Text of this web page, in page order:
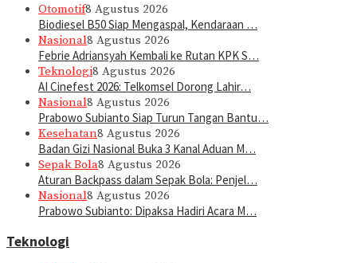
Otomotif8 Agustus 2026
Biodiesel B50 Siap Mengaspal, Kendaraan …
Nasional8 Agustus 2026
Febrie Adriansyah Kembali ke Rutan KPK S…
Teknologi8 Agustus 2026
AI Cinefest 2026: Telkomsel Dorong Lahir…
Nasional8 Agustus 2026
Prabowo Subianto Siap Turun Tangan Bantu…
Kesehatan8 Agustus 2026
Badan Gizi Nasional Buka 3 Kanal Aduan M…
Sepak Bola8 Agustus 2026
Aturan Backpass dalam Sepak Bola: Penjel…
Nasional8 Agustus 2026
Prabowo Subianto: Dipaksa Hadiri Acara M…
Teknologi